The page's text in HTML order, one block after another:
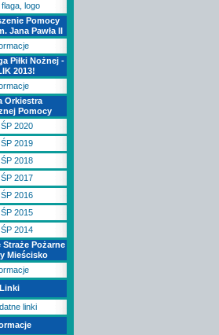
logo
Pomocy
Jana Pawła II
Piłki Nożnej -
2013!
Orkiestra
Pomocy
2020
2019
2018
2017
2016
2015
2014
Pożarne
Mieścisko
Linki
linki